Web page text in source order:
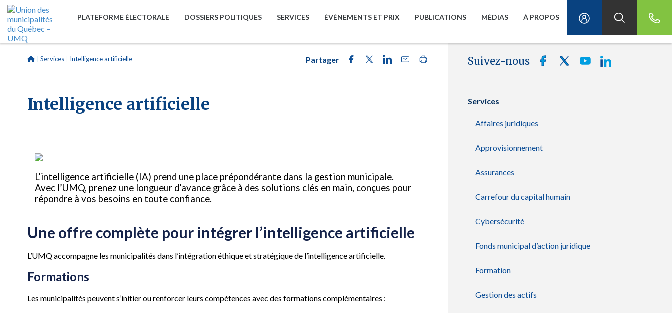
PLATEFORME ÉLECTORALE DOSSIERS POLITIQUES SERVICES ÉVÉNEMENTS ET PRIX PUBLICATIONS MÉDIAS À PROPOS
Services Intelligence artificielle Partager
Intelligence artificielle
L’intelligence artificielle (IA) prend une place prépondérante dans la gestion municipale.
Avec l’UMQ, prenez une longueur d’avance grâce à des solutions clés en main, conçues pour
répondre à vos besoins en toute confiance.
Une offre complète pour intégrer l’intelligence artificielle
L’UMQ accompagne les municipalités dans l’intégration éthique et stratégique de l’intelligence artificielle.
Formations
Les municipalités peuvent s’initier ou renforcer leurs compétences avec des formations complémentaires :
Suivez-nous
Services
Affaires juridiques
Approvisionnement
Assurances
Carrefour du capital humain
Cybersécurité
Fonds municipal d’action juridique
Formation
Gestion des actifs